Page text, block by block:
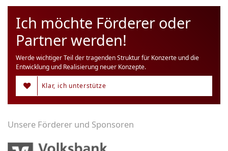
Ich möchte Förderer oder
Partner werden!
Werde wichtiger Teil der tragenden Struktur für Konzerte und die
Entwicklung und Realisierung neuer Konzepte.
Klar, ich unterstütze
Unsere Förderer und Sponsoren